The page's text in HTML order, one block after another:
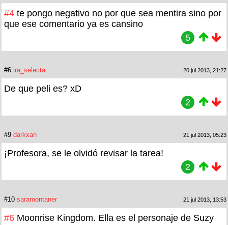
#4 te pongo negativo no por que sea mentira sino por
que ese comentario ya es cansino
5
#6 ira_selecta 20 jul 2013, 21:27
De que peli es? xD
2
#9 darkxan 21 jul 2013, 05:23
¡Profesora, se le olvidó revisar la tarea!
2
#10 saramontaner 21 jul 2013, 13:53
#6 Moonrise Kingdom. Ella es el personaje de Suzy